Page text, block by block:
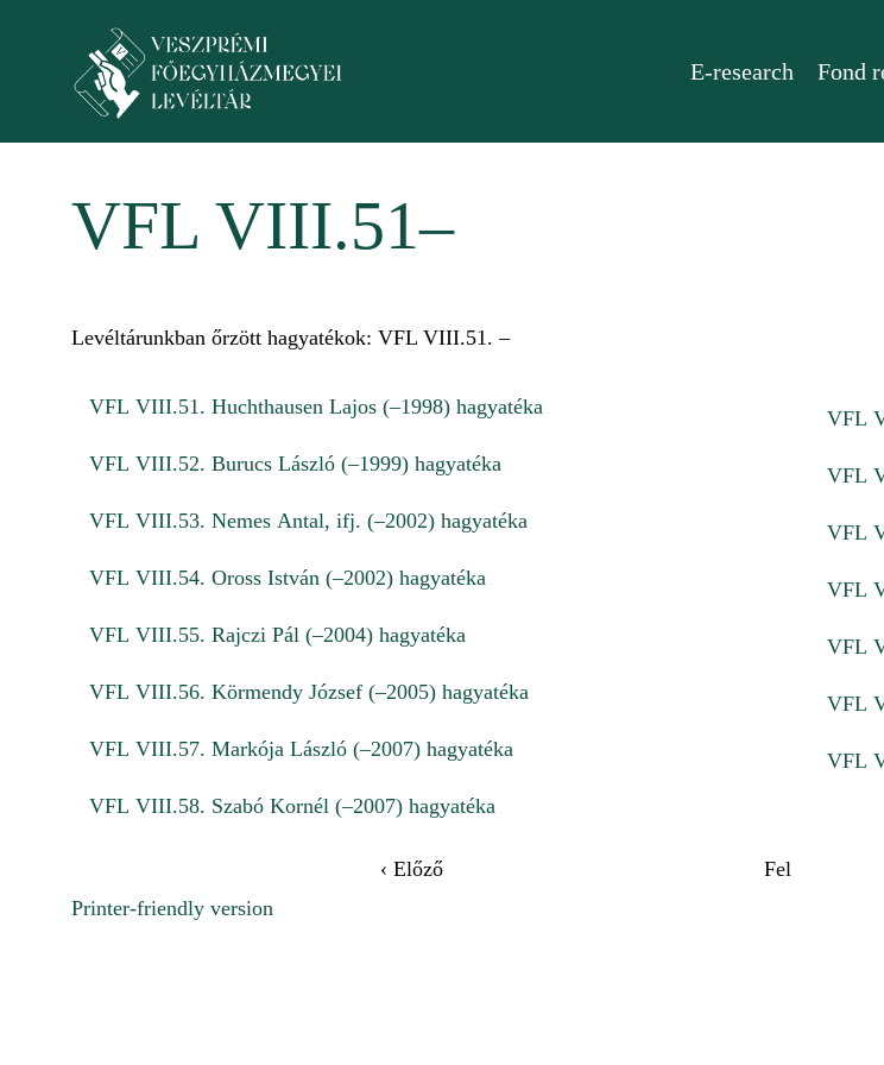
E-research Fond
VFL VIII.51–
Levéltárunkban őrzött hagyatékok: VFL VIII.51. –
VFL VIII.51. Huchthausen Lajos (–1998) hagyatéka
VFL VIII.52. Burucs László (–1999) hagyatéka
VFL VIII.53. Nemes Antal, ifj. (–2002) hagyatéka
VFL VIII.54. Oross István (–2002) hagyatéka
VFL VIII.55. Rajczi Pál (–2004) hagyatéka
VFL VIII.56. Körmendy József (–2005) hagyatéka
VFL VIII.57. Markója László (–2007) hagyatéka
VFL VIII.58. Szabó Kornél (–2007) hagyatéka
VFL
VFL
VFL
VFL
VFL
VFL
VFL
‹ Előző Fel
Printer-friendly version